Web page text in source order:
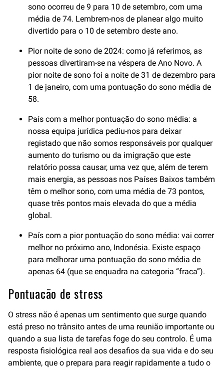
sono ocorreu de 9 para 10 de setembro, com uma
média de 74. Lembrem-nos de planear algo muito
divertido para o 10 de setembro deste ano.
Pior noite de sono de 2024: como já referimos, as
pessoas divertiram-se na véspera de Ano Novo. A
pior noite de sono foi a noite de 31 de dezembro para
1 de janeiro, com uma pontuação do sono média de
58.
País com a melhor pontuação do sono média: a
nossa equipa jurídica pediu-nos para deixar
registado que não somos responsáveis por qualquer
aumento do turismo ou da imigração que este
relatório possa causar, uma vez que, além de terem
mais energia, as pessoas nos Países Baixos também
têm o melhor sono, com uma média de 73 pontos,
quase três pontos mais elevada do que a média
global.
País com a pior pontuação do sono média: vai correr
melhor no próximo ano, Indonésia. Existe espaço
para melhorar uma pontuação do sono média de
apenas 64 (que se enquadra na categoria “fraca”).
Pontuacão de stress
O stress não é apenas um sentimento que surge quando
está preso no trânsito antes de uma reunião importante ou
quando a sua lista de tarefas foge do seu controlo. É uma
resposta fisiológica real aos desafios da sua vida e do seu
ambiente, que o prepara para reagir rapidamente a tudo o